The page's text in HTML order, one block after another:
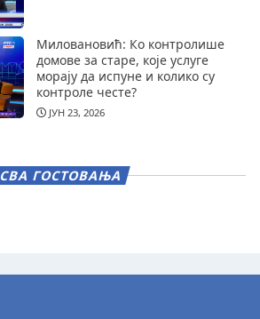
Миловановић: Ко контролише
домове за старе, које услуге
морају да испуне и колико су
контроле честе?
ЈУН 23, 2026
СВА ГОСТОВАЊА